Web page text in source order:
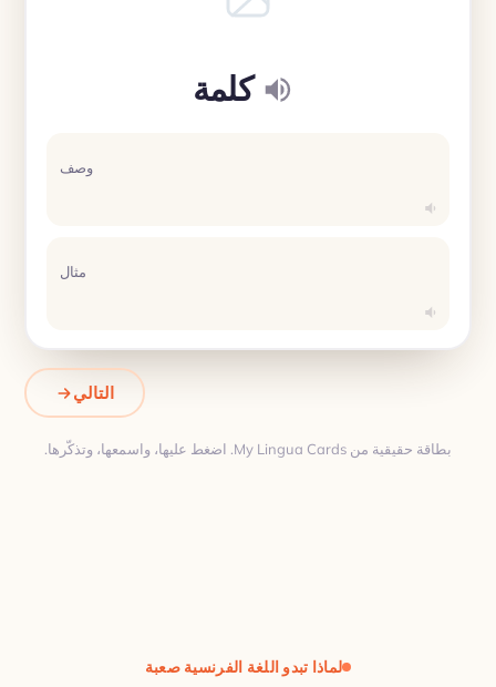
كلمة
وصف
مثال
التالي
بطاقة حقيقية من My Lingua Cards. اضغط عليها، واسمعها، وتذكّرها.
لماذا تبدو اللغة الفرنسية صعبة